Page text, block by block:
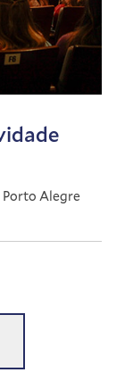
Porto Alegre